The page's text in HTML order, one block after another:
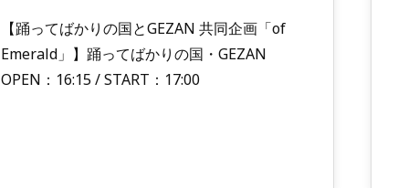
【踊ってばかりの国とGEZAN 共同企画「of
Emerald」】踊ってばかりの国・GEZAN
OPEN：16:15 / START：17:00